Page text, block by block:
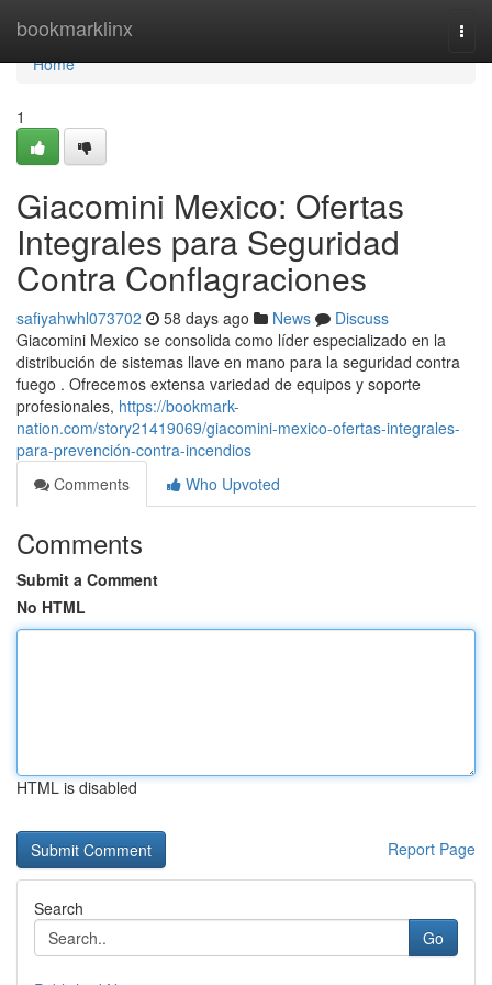
bookmarklinx
Home
Home
1
Giacomini Mexico: Ofertas
Integrales para Seguridad
Contra Conflagraciones
safiyahwhl073702 58 days ago News
Discuss
Giacomini Mexico se consolida como líder especializado en la
distribución de sistemas llave en mano para la seguridad contra
fuego . Ofrecemos extensa variedad de equipos y soporte
profesionales, https://bookmark-
nation.com/story21419069/giacomini-mexico-ofertas-integrales-
para-prevención-contra-incendios
Comments
Who Upvoted
Comments
Submit a Comment
No HTML
HTML is disabled
Report Page
Search
Go